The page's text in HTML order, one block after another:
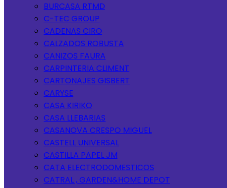
BURCASA RTMD
C-TEC GROUP
CADENAS CIRO
CALZADOS ROBUSTA
CANIZOS FAURA
CARPINTERIA CLIMENT
CARTONAJES GISBERT
CARYSE
CASA KIRIKO
CASA LLEBARIAS
CASANOVA CRESPO MIGUEL
CASTELL UNIVERSAL
CASTILLA PAPEL JM
CATA ELECTRODOMESTICOS
CATRAL , GARDEN&HOME DEPOT